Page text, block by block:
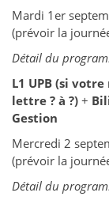
Mardi 1er
(prévoir la
Détail du
L1 UPB (si votre
lettre ? à ?) +
Gestion
Mercredi 2
(prévoir la
Détail du